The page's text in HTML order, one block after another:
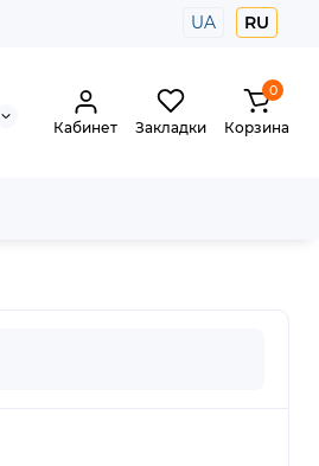
UA RU
Кабинет Закладки
0
Корзина